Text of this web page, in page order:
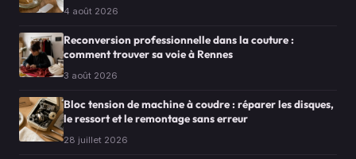
4 août 2026
Reconversion professionnelle dans la couture :
comment trouver sa voie à Rennes
3 août 2026
Bloc tension de machine à coudre : réparer les disques,
le ressort et le remontage sans erreur
28 juillet 2026